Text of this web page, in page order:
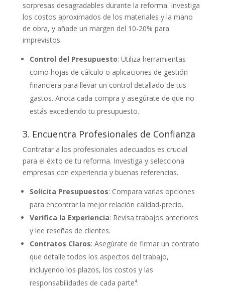
sorpresas desagradables durante la reforma. Investiga
los costos aproximados de los materiales y la mano
de obra, y añade un margen del 10-20% para
imprevistos.
Control del Presupuesto: Utiliza herramientas
como hojas de cálculo o aplicaciones de gestión
financiera para llevar un control detallado de tus
gastos. Anota cada compra y asegúrate de que no
estás excediendo tu presupuesto.
3. Encuentra Profesionales de Confianza
Contratar a los profesionales adecuados es crucial
para el éxito de tu reforma. Investiga y selecciona
empresas con experiencia y buenas referencias.
Solicita Presupuestos: Compara varias opciones
para encontrar la mejor relación calidad-precio.
Verifica la Experiencia: Revisa trabajos anteriores
y lee reseñas de clientes.
Contratos Claros: Asegúrate de firmar un contrato
que detalle todos los aspectos del trabajo,
incluyendo los plazos, los costos y las
responsabilidades de cada parte⁴.